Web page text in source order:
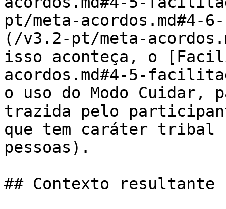
pt/meta-
(/v3.2-pt/meta-
isso aconteça, o
acordos.md#4-5-
o uso do Modo Cuidar,
trazida pelo
que tem caráter tribal
pessoas).
## Contexto resultante